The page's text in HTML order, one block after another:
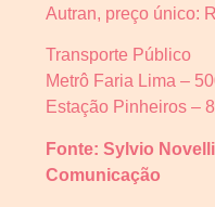
Autran, preço único:
Transporte Público
Metrô Faria Lima –
Estação Pinheiros –
Fonte: Sylvio
Comunicação